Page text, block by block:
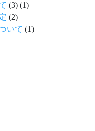
(3) (1)
(2)
いて (1)